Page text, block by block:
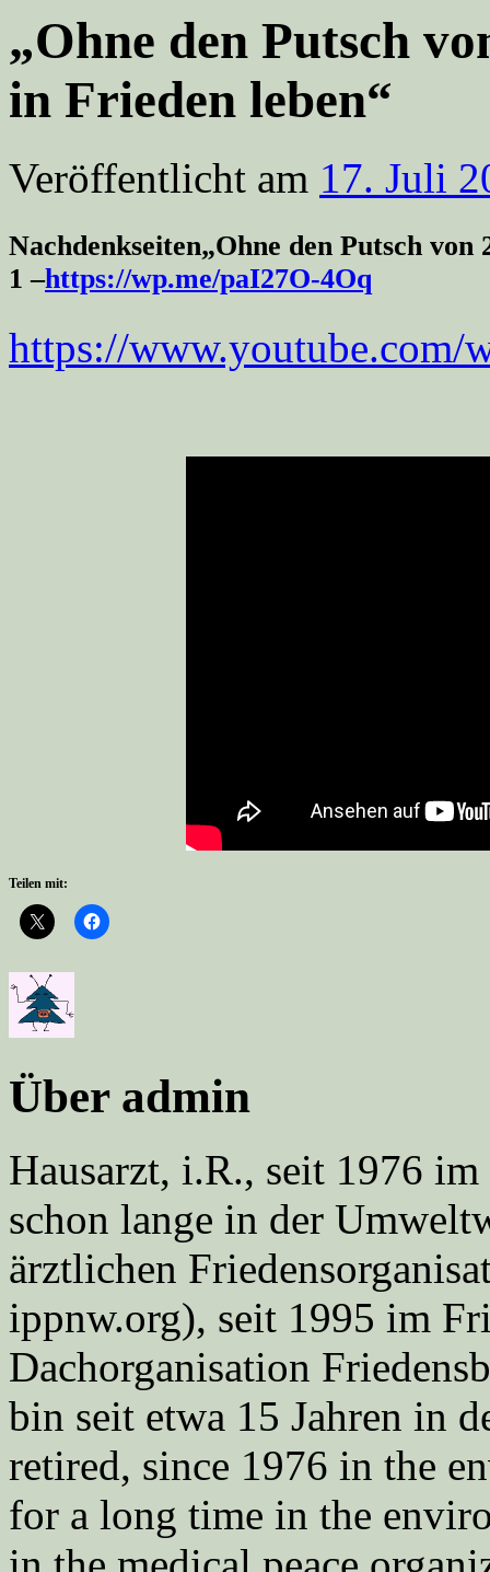
„Ohne den Putsch
in Frieden leben“
Veröffentlicht am 17. Juli
Nachdenkseiten„Ohne den Putsch
1 –https://wp.me/paI27O-4Oq
https://
Teilen mit:
Über admin
Hausarzt, i.R., seit 1976
schon lange in der
ärztlichen
ippnw.org), seit 1995 im
Dachorganisation
bin seit etwa 15 Jahren in
retired, since 1976 in the
for a long time in the